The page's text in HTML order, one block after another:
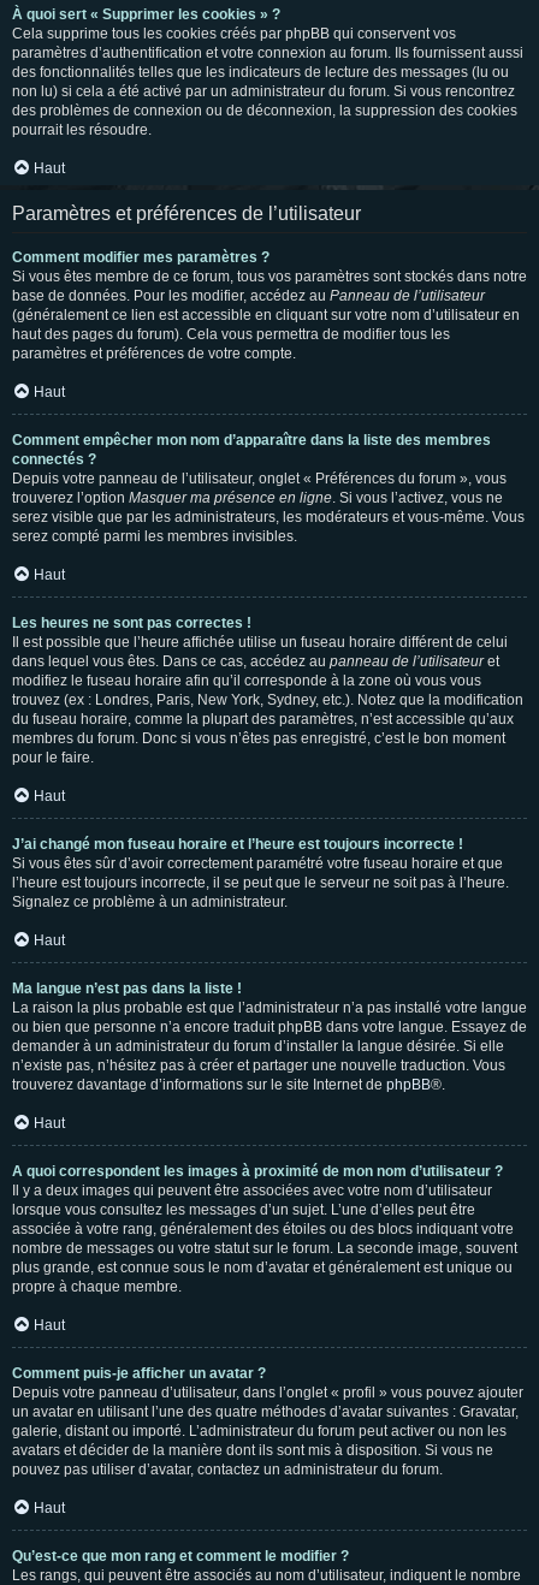
À quoi sert « Supprimer les cookies » ?
Cela supprime tous les cookies créés par phpBB qui conservent vos
paramètres d’authentification et votre connexion au forum. Ils fournissent aussi
des fonctionnalités telles que les indicateurs de lecture des messages (lu ou
non lu) si cela a été activé par un administrateur du forum. Si vous rencontrez
des problèmes de connexion ou de déconnexion, la suppression des cookies
pourrait les résoudre.
Haut
Paramètres et préférences de l’utilisateur
Comment modifier mes paramètres ?
Si vous êtes membre de ce forum, tous vos paramètres sont stockés dans notre
base de données. Pour les modifier, accédez au Panneau de l’utilisateur
(généralement ce lien est accessible en cliquant sur votre nom d’utilisateur en
haut des pages du forum). Cela vous permettra de modifier tous les
paramètres et préférences de votre compte.
Haut
Comment empêcher mon nom d’apparaître dans la liste des membres
connectés ?
Depuis votre panneau de l’utilisateur, onglet « Préférences du forum », vous
trouverez l’option Masquer ma présence en ligne. Si vous l’activez, vous ne
serez visible que par les administrateurs, les modérateurs et vous-même. Vous
serez compté parmi les membres invisibles.
Haut
Les heures ne sont pas correctes !
Il est possible que l’heure affichée utilise un fuseau horaire différent de celui
dans lequel vous êtes. Dans ce cas, accédez au panneau de l’utilisateuret
modifiez le fuseau horaire afin qu’il corresponde à la zone où vous vous
trouvez (ex : Londres, Paris, New York, Sydney, etc.). Notez que la modification
du fuseau horaire, comme la plupart des paramètres, n’est accessible qu’aux
membres du forum. Donc si vous n’êtes pas enregistré, c’est le bon moment
pour le faire.
Haut
J’ai changé mon fuseau horaire et l’heure est toujours incorrecte !
Si vous êtes sûr d’avoir correctement paramétré votre fuseau horaire et que
l’heure est toujours incorrecte, il se peut que le serveur ne soit pas à l’heure.
Signalez ce problème à un administrateur.
Haut
Ma langue n’est pas dans la liste !
La raison la plus probable est que l’administrateur n’a pas installé votre langue
ou bien que personne n’a encore traduit phpBB dans votre langue. Essayez de
demander à un administrateur du forum d’installer la langue désirée. Si elle
n’existe pas, n’hésitez pas à créer et partager une nouvelle traduction. Vous
trouverez davantage d’informations sur le site Internet de phpBB®.
Haut
A quoi correspondent les images à proximité de mon nom d’utilisateur ?
Il y a deux images qui peuvent être associées avec votre nom d’utilisateur
lorsque vous consultez les messages d’un sujet. L’une d’elles peut être
associée à votre rang, généralement des étoiles ou des blocs indiquant votre
nombre de messages ou votre statut sur le forum. La seconde image, souvent
plus grande, est connue sous le nom d’avatar et généralement est unique ou
propre à chaque membre.
Haut
Comment puis-je afficher un avatar ?
Depuis votre panneau d’utilisateur, dans l’onglet « profil » vous pouvez ajouter
un avatar en utilisant l’une des quatre méthodes d’avatar suivantes : Gravatar,
galerie, distant ou importé. L’administrateur du forum peut activer ou non les
avatars et décider de la manière dont ils sont mis à disposition. Si vous ne
pouvez pas utiliser d’avatar, contactez un administrateur du forum.
Haut
Qu’est-ce que mon rang et comment le modifier ?
Les rangs, qui peuvent être associés au nom d’utilisateur, indiquent le nombre